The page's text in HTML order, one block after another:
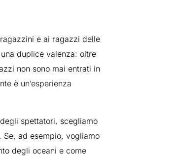
e ai ragazzi delle
duplice valenza: oltre
non sono mai entrati in
è un’esperienza
spettatori, scegliamo
ad esempio, vogliamo
degli oceani e come